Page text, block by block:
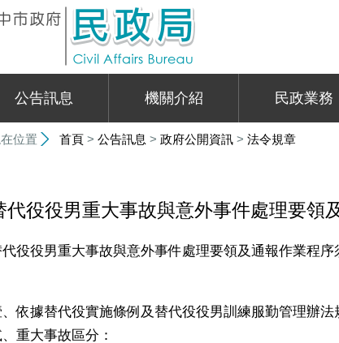
公告訊息 機關介紹 民政業務
位置 首頁 > 公告訊息 > 政府公開資訊 > 法令規章
代役役男重大事故與意外事件處理要領
代役役男重大事故與意外事件處理要領及通報作業程序
依據替代役實施條例及替代役役男訓練服勤管理辦法
、重大事故區分：